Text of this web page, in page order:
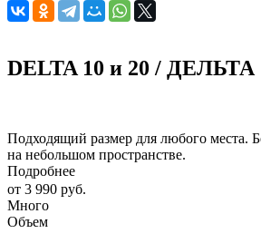
DELTA 10 и 20 / ДЕЛЬТА
Подходящий размер для любого места.
на небольшом пространстве.
Подробнее
от 3 990 руб.
Много
Объем